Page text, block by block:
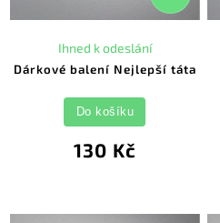
Dárkové balení Nejlepší táta
Ihned k odeslání
130 Kč
Do košíku